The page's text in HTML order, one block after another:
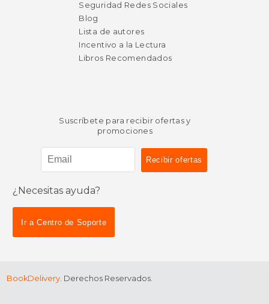
49%
dcto.
$ 38.62
$ 19.76
Seguridad Redes Sociales
Blog
Lista de autores
Incentivo a la Lectura
Libros Recomendados
Suscríbete para recibir ofertas y
promociones
¿Necesitas ayuda?
Ir a Centro de Soporte
BookDelivery. Derechos Reservados.